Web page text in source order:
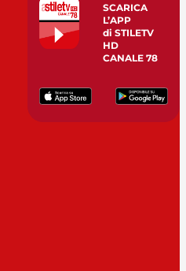
SCARICA
L’APP
di STILETV
HD
CANALE 78